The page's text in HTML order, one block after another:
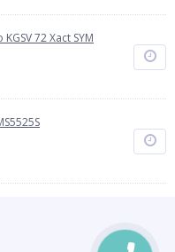
72 Xact SYM